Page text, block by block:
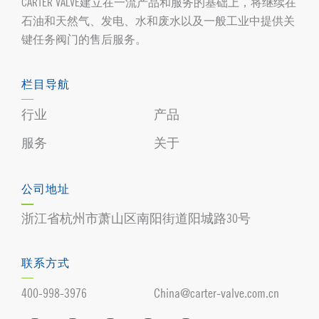
石油和天然气、发电、水和废水以及一般工业中提供关
键任务阀门的售后服务。
栏目导航
行业
产品
服务
关于
公司地址
浙江省杭州市萧山区南阳街道阳城路30号
联系方式
400-998-3976 China@carter-valve.com.cn